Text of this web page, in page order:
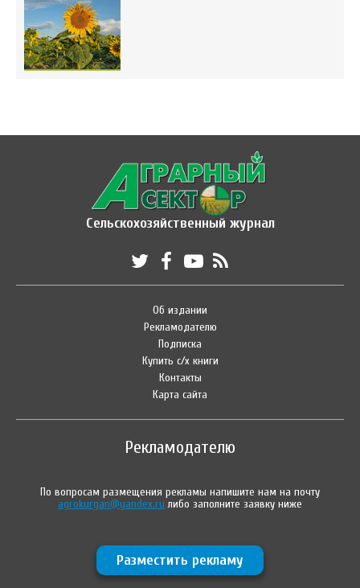
Сельскохозяйственный журнал
Об издании
Рекламодателю
Подписка
Купить с/х книги
Контакты
Карта сайта
Рекламодателю
По вопросам размещения рекламы напишите нам на почту
agrokurgan@yandex.ru либо заполните заявку ниже
Разместить рекламу